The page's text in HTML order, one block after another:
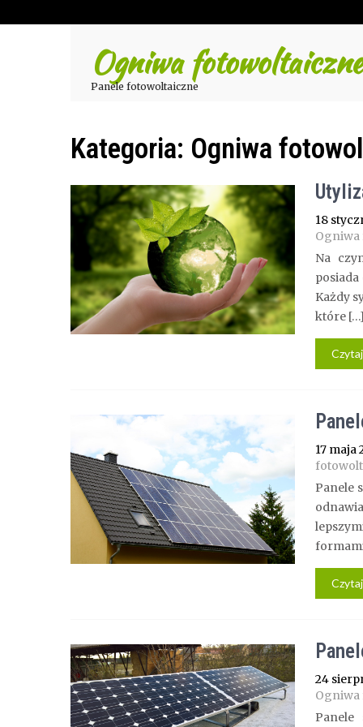
Ogniwa fotowoltaiczne
Panele fotowoltaiczne
Kategoria: Ogniwa
18
Na
Każdy
które […]
17 maja
Panele
24